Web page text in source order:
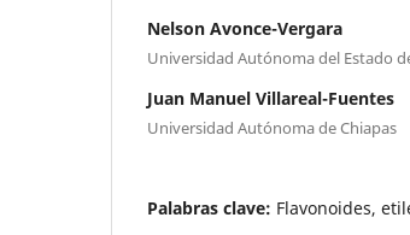
Nelson Avonce-Vergara
Universidad Autónoma del Estado
Juan Manuel Villareal-Fuentes
Universidad Autónoma de Chiapas
Palabras clave: Flavonoides,